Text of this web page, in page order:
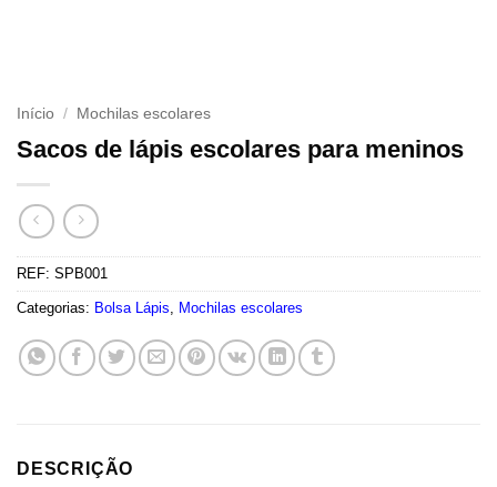
Início / Mochilas escolares
Sacos de lápis escolares para meninos
REF: SPB001
Categorias: Bolsa Lápis, Mochilas escolares
DESCRIÇÃO